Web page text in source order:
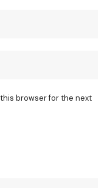
this browser for the next